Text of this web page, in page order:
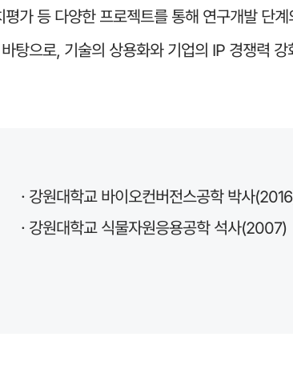
평가 등 다양한 프로젝트를 통해 연구개발 단
탕으로, 기술의 상용화와 기업의 IP 경쟁력
· 강원대학교 바이오컨버전스공학 박사
· 강원대학교 식물자원응용공학 석사(2007)